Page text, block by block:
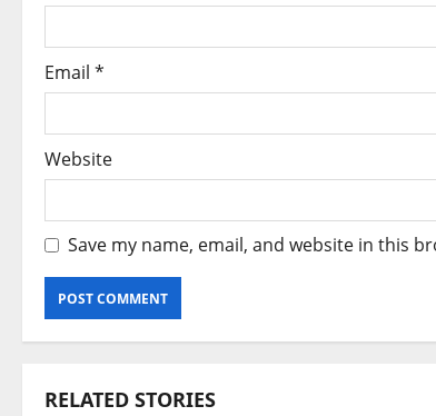
Email *
Website
Save my name, email, and website in this
RELATED STORIES